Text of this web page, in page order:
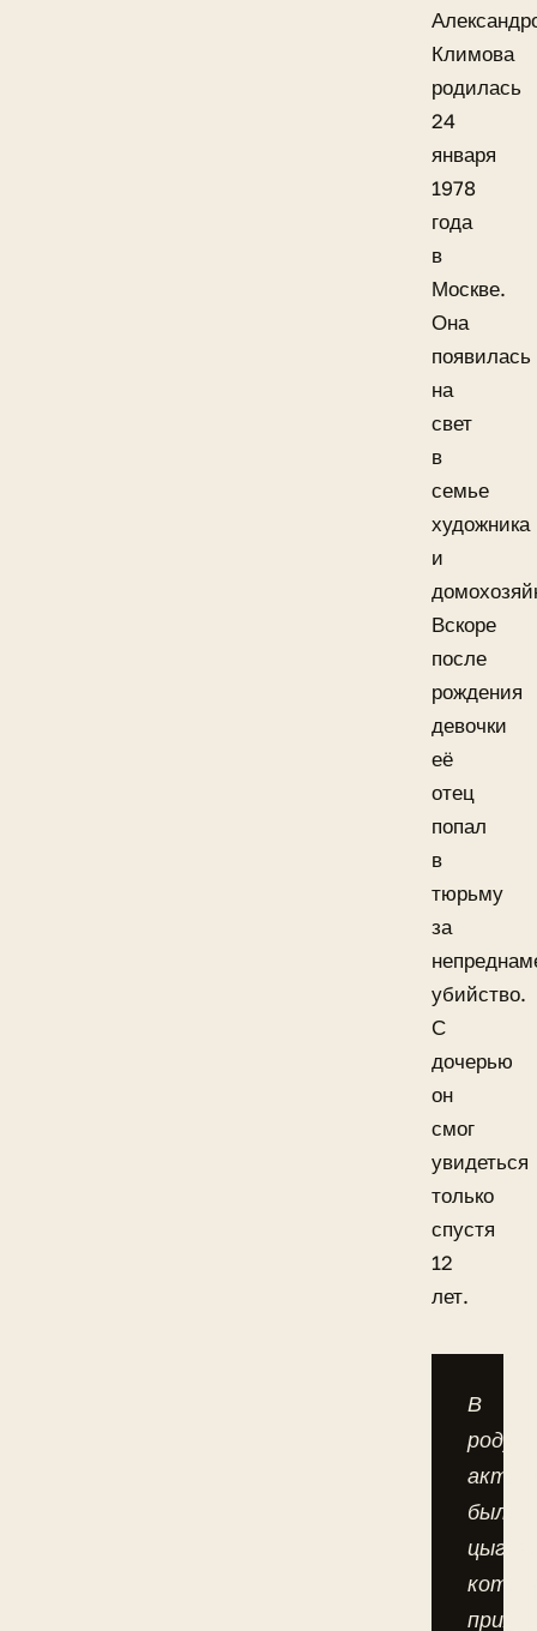
Климова
родилась
24
января
1978
года
в
Москве.
Она
появилась
на
свет
в
семье
художника
и
Вскоре
после
рождения
девочки
её
отец
попал
в
тюрьму
за
убийство.
С
дочерью
он
смог
увидеться
только
спустя
12
лет.
В
роду
были